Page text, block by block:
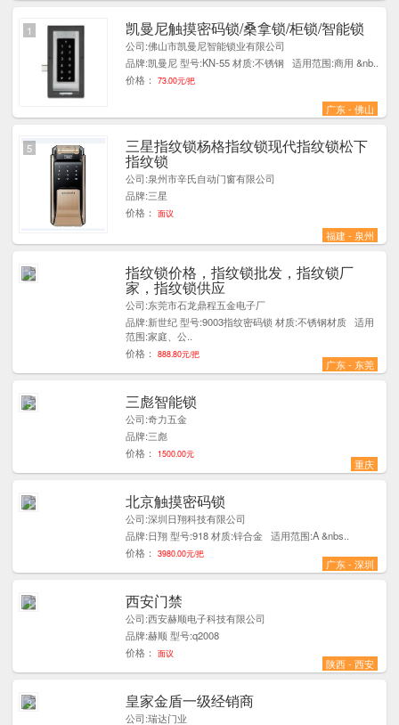
凯曼尼触摸密码锁/桑拿锁/柜锁/智能锁
公司:佛山市凯曼尼智能锁业有限公司
品牌:凯曼尼 型号:KN-55 材质:不锈钢 适用范围:商用 &nb..
价格：
73.00元/把
广东 - 佛山
1
三星指纹锁杨格指纹锁现代指纹锁松下
指纹锁
公司:泉州市辛氏自动门窗有限公司
品牌:三星
价格：
面议
福建 - 泉州
5
指纹锁价格，指纹锁批发，指纹锁厂
家，指纹锁供应
公司:东莞市石龙鼎程五金电子厂
品牌:新世纪 型号:9003指纹密码锁 材质:不锈钢材质 适用
范围:家庭、公..
价格：
888.80元/把
广东 - 东莞
1
三彪智能锁
公司:奇力五金
品牌:三彪
价格：
1500.00元
重庆
5
北京触摸密码锁
公司:深圳日翔科技有限公司
品牌:日翔 型号:918 材质:锌合金 适用范围:A &nbs..
价格：
3980.00元/把
广东 - 深圳
1
西安门禁
公司:西安赫顺电子科技有限公司
品牌:赫顺 型号:q2008
价格：
面议
陕西 - 西安
1
皇家金盾一级经销商
公司:瑞达门业
3